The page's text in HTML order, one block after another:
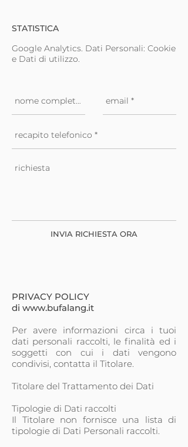
STATISTICA
Google Analytics. Dati Personali: Cookie
e Dati di utilizzo.
INVIA RICHIESTA ORA
PRIVACY POLICY
di www.bufalang.it
Per avere informazioni circa i tuoi
dati personali raccolti, le finalità ed i
soggetti con cui i dati vengono
condivisi, contatta il Titolare.
Titolare del Trattamento dei Dati
Tipologie di Dati raccolti
Il Titolare non fornisce una lista di
tipologie di Dati Personali raccolti.